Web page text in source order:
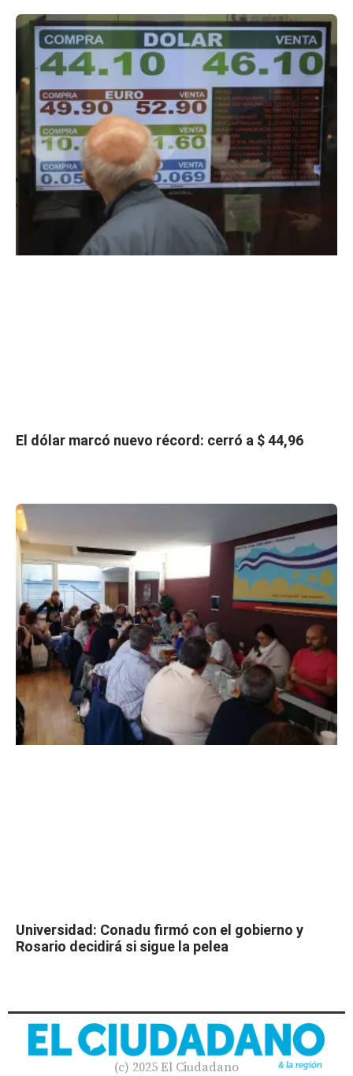
El dólar marcó nuevo récord: cerró a $ 44,96
Universidad: Conadu firmó con el gobierno y
Rosario decidirá si sigue la pelea
(c) 2025 El Ciudadano